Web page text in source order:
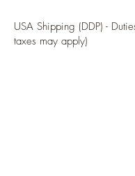
USA Shipping (DDP) -
taxes may apply)